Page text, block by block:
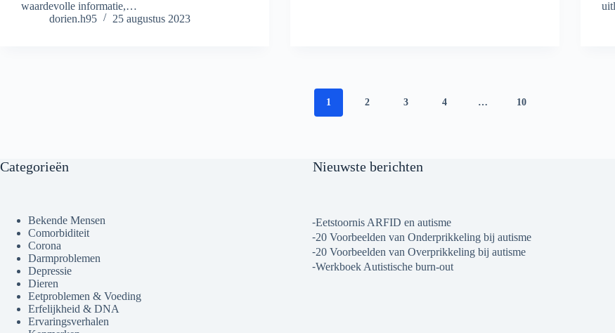
waardevolle informatie,…
dorien.h95
25 augustus 2023
1 2 3 4 … 10
Categorieën
Bekende Mensen
Comorbiditeit
Corona
Darmproblemen
Depressie
Dieren
Eetproblemen & Voeding
Erfelijkheid & DNA
Ervaringsverhalen
Nieuwste berichten
Eetstoornis ARFID en autisme
20 Voorbeelden van Onderprikkeling bij autisme
20 Voorbeelden van Overprikkeling bij autisme
Werkboek Autistische burn-out